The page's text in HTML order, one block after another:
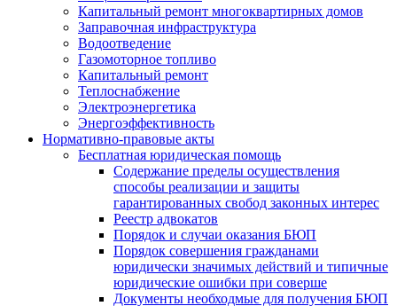
Капитальный ремонт многоквартирных домов
Заправочная инфраструктура
Водоотведение
Газомоторное топливо
Капитальный ремонт
Теплоснабжение
Электроэнергетика
Энергоэффективность
Нормативно-правовые акты
Бесплатная юридическая помощь
Содержание пределы осуществления
способы реализации и защиты
гарантированных свобод законных интерес
Реестр адвокатов
Порядок и случаи оказания БЮП
Порядок совершения гражданами
юридически значимых действий и типичные
юридические ошибки при соверше
Документы необходмые для получения БЮП